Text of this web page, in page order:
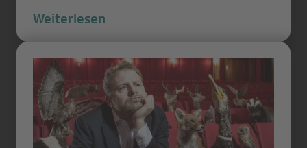
Weiterlesen